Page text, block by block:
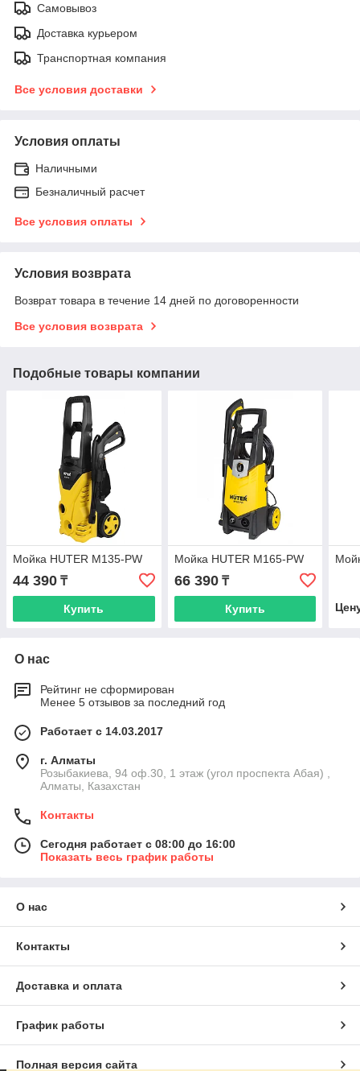
Самовывоз
Доставка курьером
Транспортная компания
Все условия доставки
Условия оплаты
Наличными
Безналичный расчет
Все условия оплаты
Условия возврата
Возврат товара в течение 14 дней по договоренности
Все условия возврата
Подобные товары компании
Мойка HUTER M135-РW
44 390 ₸
Купить
Мойка HUTER M165-РW
66 390₸
Купить
О нас
Рейтинг не сформирован
Менее 5 отзывов за последний год
Работает с 14.03.2017
г. Алматы
Розыбакиева, 94 оф.30, 1 этаж (угол проспекта Абая) ,
Алматы, Казахстан
Контакты
Сегодня работает с 08:00 до 16:00
Показать весь график работы
О нас
Контакты
Доставка и оплата
График работы
Полная версия сайта